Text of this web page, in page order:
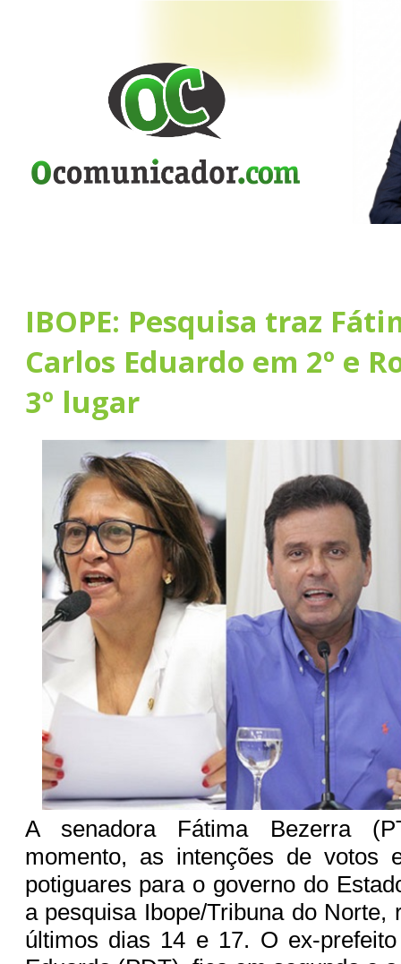
IBOPE: Pesquisa traz
Carlos Eduardo em 2º e
3º lugar
A senadora Fátima Bezerra
momento, as intenções de votos
potiguares para o governo do
a pesquisa Ibope/Tribuna do Norte,
últimos dias 14 e 17. O ex-